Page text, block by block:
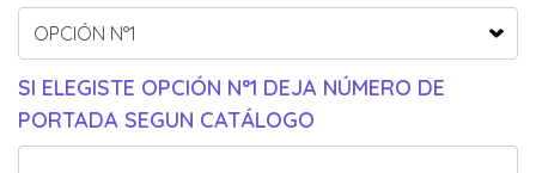
SI ELEGISTE OPCIÓN N°1 DEJA NÚMERO DE
PORTADA SEGUN CATÁLOGO